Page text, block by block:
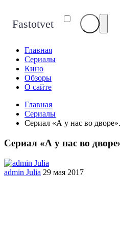
Fastotvet
Главная
Сериалы
Кино
Обзоры
О сайте
Главная
Сериалы
Сериал ​«А у нас во
Сериал ​«А у нас во
admin Julia 29 мая 2017